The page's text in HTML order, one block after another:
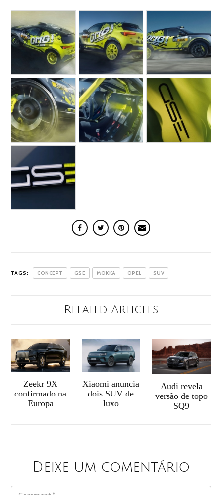
TAGS: CONCEPT GSE MOKKA OPEL SUV
Related Articles
Zeekr 9X
confirmado na
Europa
Xiaomi anuncia
dois SUV de
luxo
Audi revela
versão de topo
SQ9
Deixe um comentário
COMMENT